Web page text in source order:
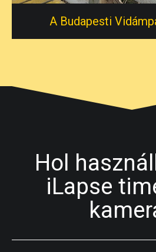
A Budapesti
Hol
iLapse